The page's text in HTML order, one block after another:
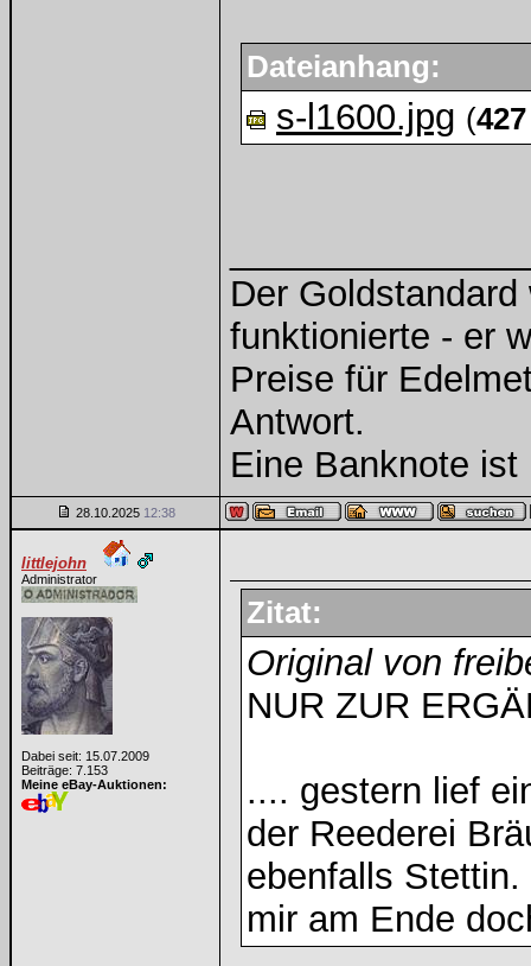
Dateianhang:
s-l1600.jpg (
Der
funktionierte - er
Preise für
Antwort.
Eine Banknote
28.10.2025 12:38
littlejohn
Administrator
Dabei seit: 15.07.2009
Beiträge: 7.153
Meine eBay-Auktionen:
Zitat:
Original von
NUR ZUR
.... gestern lief
der Reederei
ebenfalls
mir am Ende